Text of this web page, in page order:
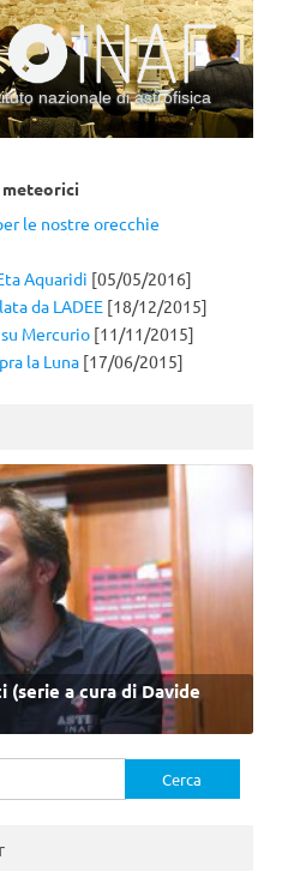
nazionale di astrofisica
meteorici
le nostre orecchie
Aquaridi [05/05/2016]
da LADEE [18/12/2015]
Mercurio [11/11/2015]
la Luna [17/06/2015]
a cura di Davide